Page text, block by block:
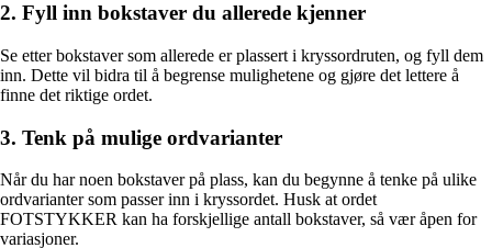
2. Fyll inn bokstaver du allerede kjenner
Se etter bokstaver som allerede er plassert i kryssordruten, og fyll dem
inn. Dette vil bidra til å begrense mulighetene og gjøre det lettere å
finne det riktige ordet.
3. Tenk på mulige ordvarianter
Når du har noen bokstaver på plass, kan du begynne å tenke på ulike
ordvarianter som passer inn i kryssordet. Husk at ordet
FOTSTYKKER kan ha forskjellige antall bokstaver, så vær åpen for
variasjoner.